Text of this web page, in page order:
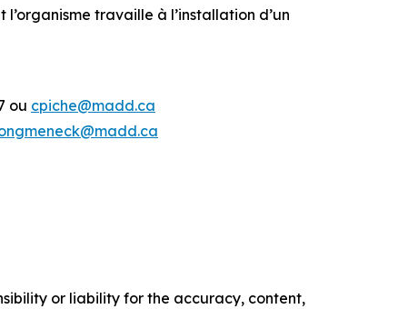
travaille à l’installation d’un
ou cpiche@madd.ca
or liability for the accuracy, content,